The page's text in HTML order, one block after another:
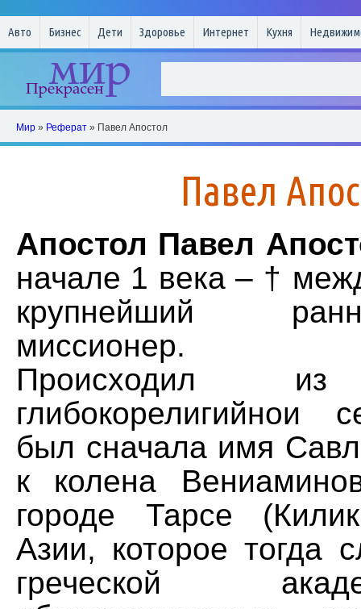
Авто Бизнес Дети Здоровье Интернет Кухня
Мир » Реферат » Павел Апостол
Павел
Апостол Павел
начале 1 века – †
крупнейший
миссионер.
Происходил из
глибокорелигийнои
был сначала имя
к колена
городе Тарсе
Азии, которое тогда
греческой